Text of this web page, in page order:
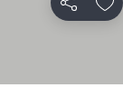
Compartir